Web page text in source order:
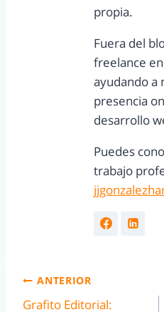
propia.
Fuera del
freelance
ayudando a
presencia
desarrollo
Puedes
trabajo
ANTERIOR
Grafito Editorial: